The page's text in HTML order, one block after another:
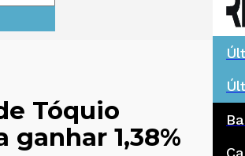
Tóquio
ganhar 1,38%